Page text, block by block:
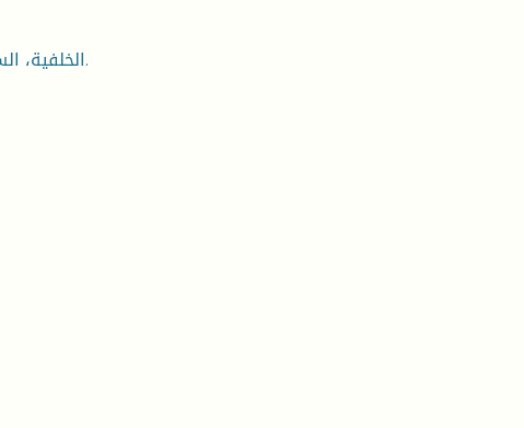
الخلفية، السوسيوثقافية، الطالب الجامعي، مستوى الوعي الصحي.